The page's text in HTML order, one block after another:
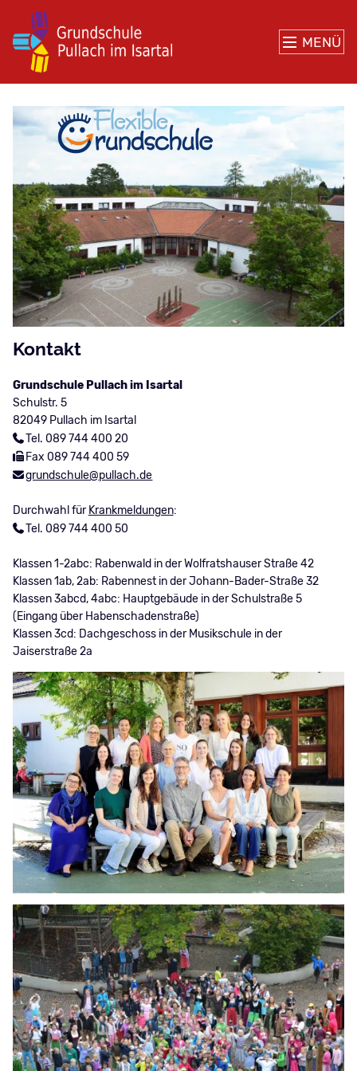
MENÜ
Grundschule
Pullach
Isartal
Kontakt
Grundschule Pullach im Isartal
Schulstr. 5
82049 Pullach im Isartal
Tel. 089 744 400 20
Fax 089 744 400 59
grundschule@pullach.de
Durchwahl für Krankmeldungen:
Tel. 089 744 400 50
Klassen 1-2abc: Rabenwald in der Wolfratshauser Straße 42
Klassen 1ab, 2ab: Rabennest in der Johann-Bader-Straße 32
Klassen 3abcd, 4abc: Hauptgebäude in der Schulstraße 5
(Eingang über Habenschadenstraße)
Klassen 3cd: Dachgeschoss in der Musikschule in der
Jaiserstraße 2a